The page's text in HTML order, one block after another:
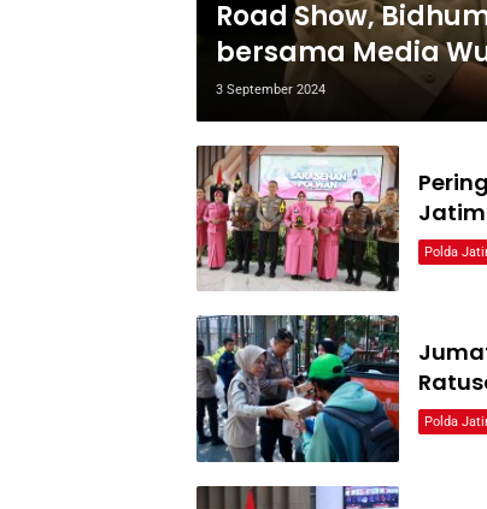
Road Show,
bersama Media
3 September 2024
Jatim
Polda
Polda